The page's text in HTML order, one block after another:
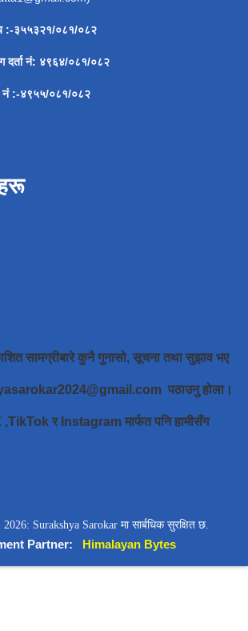
:-३५५३२१/०८१/०८२
दर्ता नं: ४९६४/०८१/०८२
नं:-४९५५/०८१/०८२
सामग्रीबारे कुनै गुनासो, सूचना तथा सुझाव भए
पठाउनु होला।
र Instagram मार्फत पनि हामीसँग
Surakshya Sarokar मा सार्बधिक सुरक्षित छ.
Partner: Himalayan Bytes